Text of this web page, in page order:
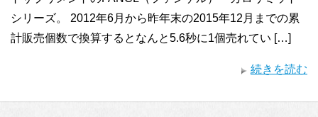
シリーズ。 2012年6月から昨年末の2015年12月までの累
計販売個数で換算するとなんと5.6秒に1個売れてい […]
続きを読む